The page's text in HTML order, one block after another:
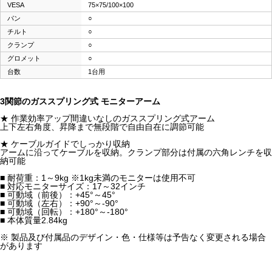
VESA
75×75/100×100
パン
○
チルト
○
クランプ
○
グロメット
○
台数
1台用
3関節のガススプリング式 モニターアーム
★ 作業効率アップ間違いなしのガススプリング式アーム
上下左右角度、昇降まで無段階で自由自在に調節可能
★ ケーブルガイドでしっかり収納
アームに沿ってケーブルを収納。クランプ部分は付属の六角レンチを収
納可能
■ 耐荷重：1～9kg ※1kg未満のモニターは使用不可
■ 対応モニターサイズ：17～32インチ
■ 可動域（前後）：+45°～45°
■ 可動域（左右）：+90°～-90°
■ 可動域（回転）：+180°～-180°
■ 本体質量2.84kg
※ 製品及び付属品のデザイン・色・仕様等は予告なく変更される場合
があります